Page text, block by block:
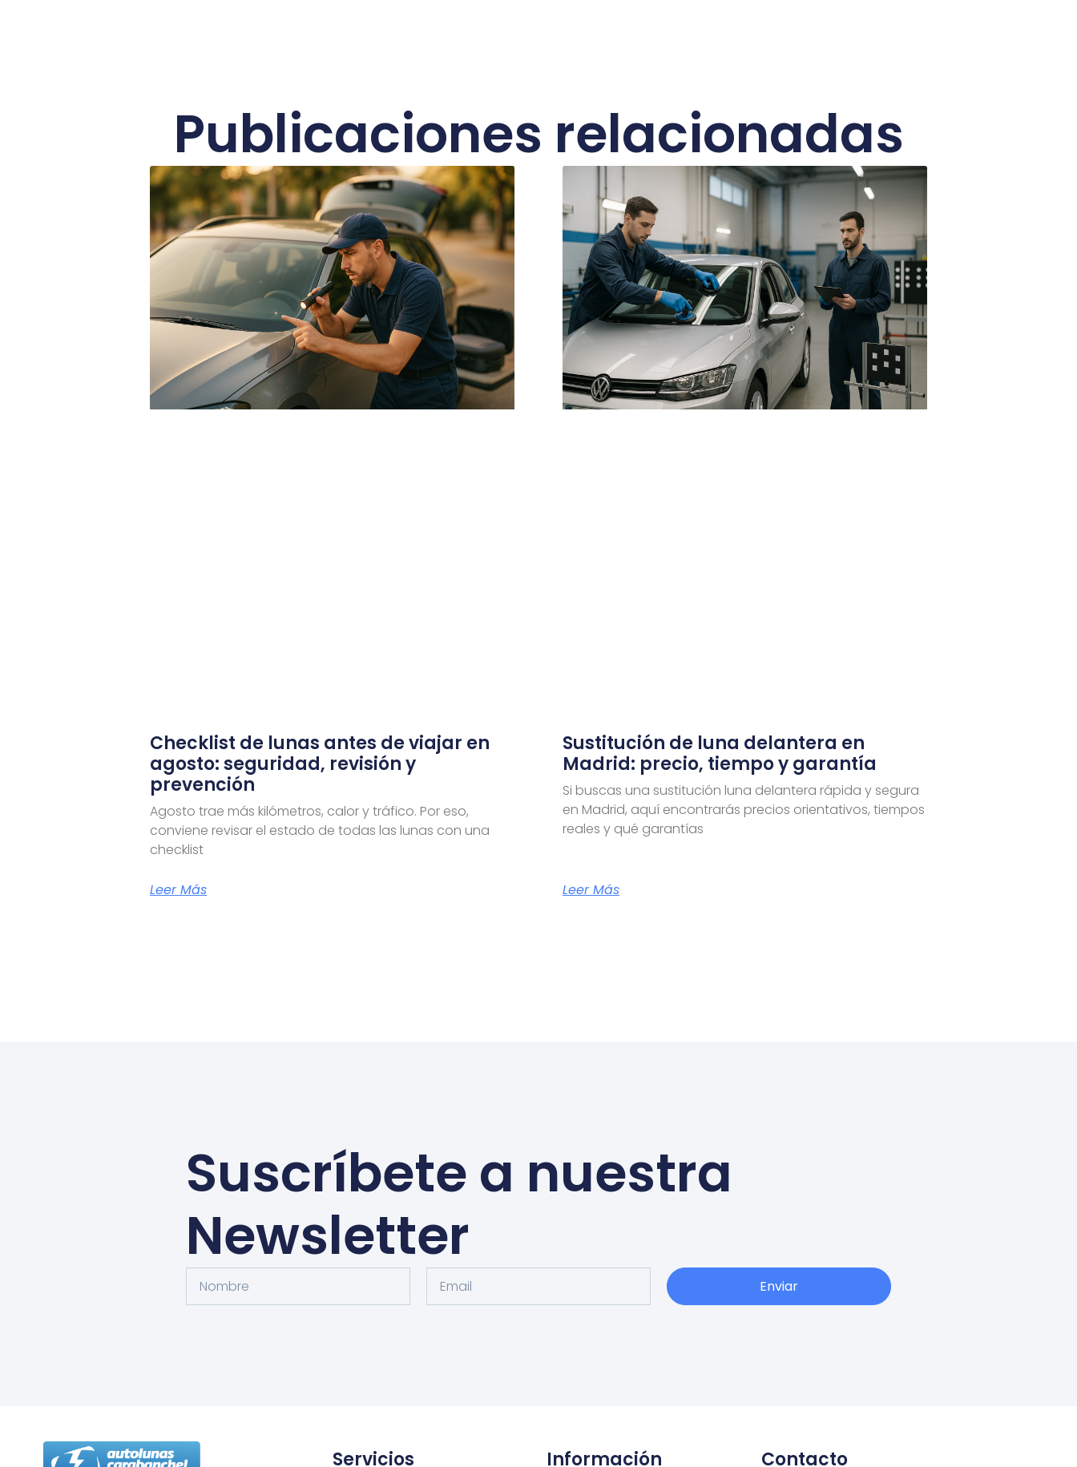
Publicaciones relacionadas
Checklist de lunas antes de viajar en
agosto: seguridad, revisión y
prevención
Agosto trae más kilómetros, calor y tráfico. Por eso,
conviene revisar el estado de todas las lunas con una
checklist
Leer Más
Sustitución de luna delantera en
Madrid: precio, tiempo y garantía
Si buscas una sustitución luna delantera rápida y segura
en Madrid, aquí encontrarás precios orientativos, tiempos
reales y qué garantías
Leer Más
Suscríbete a nuestra
Newsletter
Enviar
Servicios Información Contacto